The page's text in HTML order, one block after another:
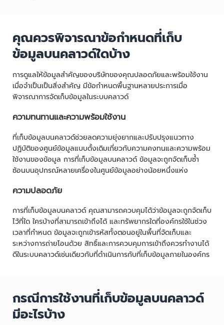
คุณควรพิจารณาข้อกำหนดที่เก็บ
ข้อมูลบนคลาวด์ใดบ้าง
การดูแลให้ข้อมูลสำคัญของบริษัทของคุณปลอดภัยและพร้อมใช้งาน
เมื่อจำเป็นเป็นสิ่งสำคัญ มีข้อกำหนดพื้นฐานหลายประการเมื่อ
พิจารณาการจัดเก็บข้อมูลในระบบคลาวด์
ความทนทานและความพร้อมใช้งาน
ที่เก็บข้อมูลบนคลาวด์ช่วยลดความยุ่งยากและปรับปรุงแนวทาง
ปฏิบัติของศูนย์ข้อมูลแบบดั้งเดิมเกี่ยวกับความคงทนและความพร้อม
ใช้งานของข้อมูล การที่เก็บข้อมูลบนคลาวด์ ข้อมูลจะถูกจัดเก็บซ้ำ
ซ้อนบนอุปกรณ์หลายเครื่องในศูนย์ข้อมูลอย่างน้อยหนึ่งแห่ง
ความปลอดภัย
การที่เก็บข้อมูลบนคลาวด์ คุณสามารถควบคุมได้ว่าข้อมูลจะถูกจัดเก็บ
ไว้ที่ใด ใครบ้างที่สามารถเข้าถึงได้ และทรัพยากรใดที่องค์กรใช้ในช่วง
เวลาที่กำหนด ข้อมูลจะถูกเข้ารหัสทั้งตอนอยู่ในพื้นที่จัดเก็บและ
ระหว่างการถ่ายโอนด้วย สิทธิ์และการควบคุมการเข้าถึงควรทำงานได้
ดีในระบบคลาวด์เช่นเดียวกับที่ดำเนินการกับที่เก็บข้อมูลภายในองค์กร
กรณีการใช้งานที่เก็บข้อมูลบนคลาวด์
มีอะไรบ้าง